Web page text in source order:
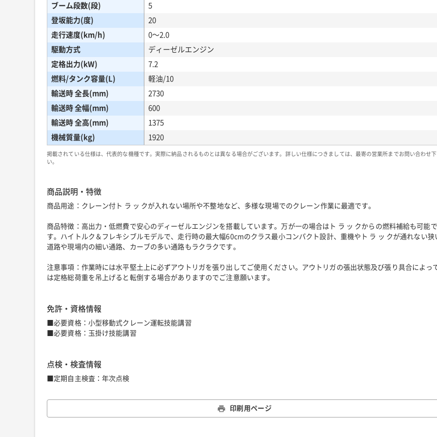
ブーム段数(段)
5
登坂能力(度)
20
走行速度(km/h)
0〜2.0
駆動方式
ディーゼルエンジン
定格出力(kW)
7.2
燃料/タンク容量(L)
軽油/10
輸送時 全長(mm)
2730
輸送時 全幅(mm)
600
輸送時 全高(mm)
1375
機械質量(kg)
1920
掲載されている仕様は、代表的な機種です。実際に納品されるものとは異なる場合がございます。詳しい仕様につきましては、最寄の営業所までお問い合わせ
い。
商品説明・特徴
商品用途：クレーン付ト ラ ッ クが入れない場所や不整地など、多様な現場でのクレーン作業に最適です。
商品特徴：高出力・低燃費で安心のディーゼルエンジンを搭載しています。万が一の場合はト ラ ッ クからの燃料補給も可能で
す。ハイトルク＆フレキシブルモデルで、走行時の最大幅60cmのクラス最小コンパクト設計、重機やト ラ ッ クが通れない狭
道路や現場内の細い通路、カーブの多い通路もラクラクです。
注意事項：作業時には水平堅土上に必ずアウトリガを張り出してご使用ください。アウトリガの張出状態及び張り具合によっ
は定格総荷重を吊上げると転倒する場合がありますのでご注意願います。
免許・資格情報
■必要資格：小型移動式クレーン運転技能講習
■必要資格：玉掛け技能講習
点検・検査情報
■定期自主検査：年次点検
印刷用ページ